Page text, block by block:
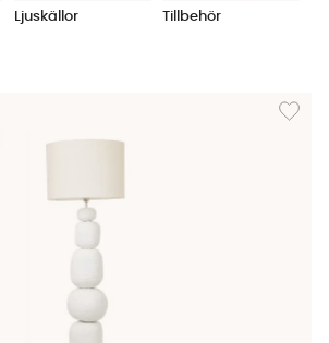
Ljuskällor Tillbehör
Lägg